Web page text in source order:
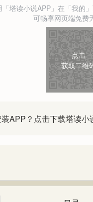
「塔读小说APP」在「我的
可畅享网页端免费
点击
获取二维
APP？点击下载塔读小